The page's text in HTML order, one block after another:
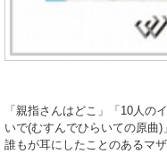
「親指さんはどこ」「10人の
いで(むすんでひらいての原曲)
誰もが耳にしたことのあるマ